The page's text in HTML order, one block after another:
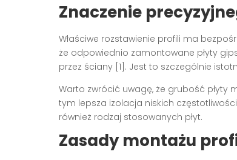
Znaczenie
Właściwe rozstawienie profili ma
że odpowiednio zamontowane płyty
przez ściany [1]. Jest to szczególnie
Warto zwrócić uwagę, że grubość płyty
tym lepsza izolacja niskich
również rodzaj stosowanych płyt.
Zasady montażu